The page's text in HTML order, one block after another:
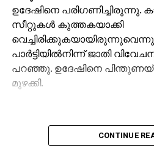
ഉദേഷിനെ പരിഗണിച്ചിരുന്നു.
സീറ്റുകള്‍ കുത്തകയാക്കി
പാര്‍ട്ടിയില്‍നിന്ന് ജാതി
പറഞ്ഞു. ഉദേഷിനെ
മുഴക്കി.
CONTINUE